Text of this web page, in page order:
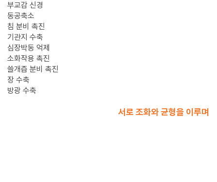
부교감 신경
동공축소
침 분비 촉진
기관지 수축
심장박동 억제
소화작용 촉진
쓸개즙 분비 촉진
장 수축
방광 수축
서로 조화와 균형을 이루며